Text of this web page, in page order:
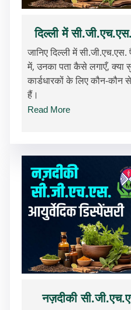
दिल्ली में
जानिए दिल्ली में
में, उनका पता कैसे लगाएँ, क्या
कार्डधारकों के लिए कौन-कौन
हैं।
Read More
नज़दीकी